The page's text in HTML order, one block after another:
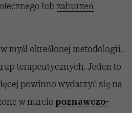
lub zaburzeń
myśl określonej metodologii.
terapeutycznych. Jeden to
powinno wydarzyć się na
w nurcie poznawczo-